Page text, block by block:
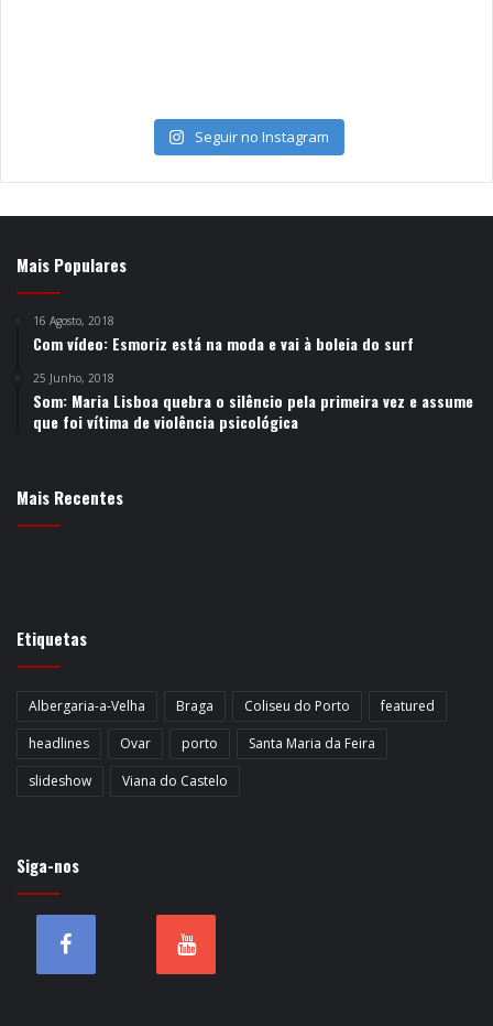
Seguir no Instagram
Mais Populares
16 Agosto, 2018
Com vídeo: Esmoriz está na moda e vai à boleia do surf
25 Junho, 2018
Som: Maria Lisboa quebra o silêncio pela primeira vez e assume
que foi vítima de violência psicológica
Mais Recentes
Etiquetas
Albergaria-a-Velha Braga Coliseu do Porto
featured
headlines
Ovar porto
Santa Maria da Feira
slideshow
Viana do Castelo
Siga-nos